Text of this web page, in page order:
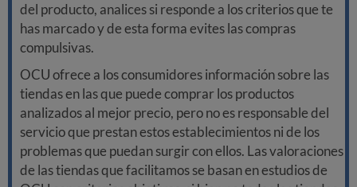
del producto, analices si responde a los criterios que te
has marcado y de esta forma evites las compras
compulsivas.
OCU ofrece a los consumidores información sobre las
tiendas en las que puede comprar los productos
analizados al mejor precio, pero no es responsable del
servicio que prestan estos establecimientos ni de los
problemas que puedan surgir con ellos. Las valoraciones
de las tiendas que facilitamos se basan en estudios de